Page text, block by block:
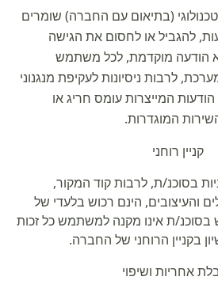
(בתיאום עם החברה) שומרים
להגביל או לחסום את הגישה
הודעה מוקדמת, לכל משתמש
לרבות ניסיונות לעקיפת מנגנוני
המייצרות עומס חריג או
המוגדרות.
קניין רוחני
בסוכנ/ת, לרבות קוד המקור,
והעיצובים, הינם רכוש בלעדי של
בסוכנ/ת אינו מקנה למשתמש כל זכות
בקניין הרוחני של החברה.
אחריות ושיפוי